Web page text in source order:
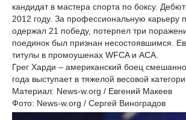
кандидат в мастера спорта по боксу.
2012 году. За профессиональную карьеру
одержал 21 победу, потерпел три
поединок был признан несостоявшимся.
титулы в промоушенах WFCA и ACА.
Грег Харди – американский боец
года выступает в тяжелой весовой
Материал: News-w.org / Евгений Макеев
Фото: News-w.org / Сергей Виноградов